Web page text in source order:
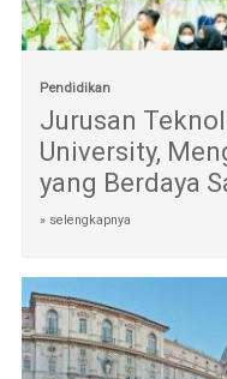
Pendidikan
Jurusan
University,
yang Berdaya
» selengkapnya